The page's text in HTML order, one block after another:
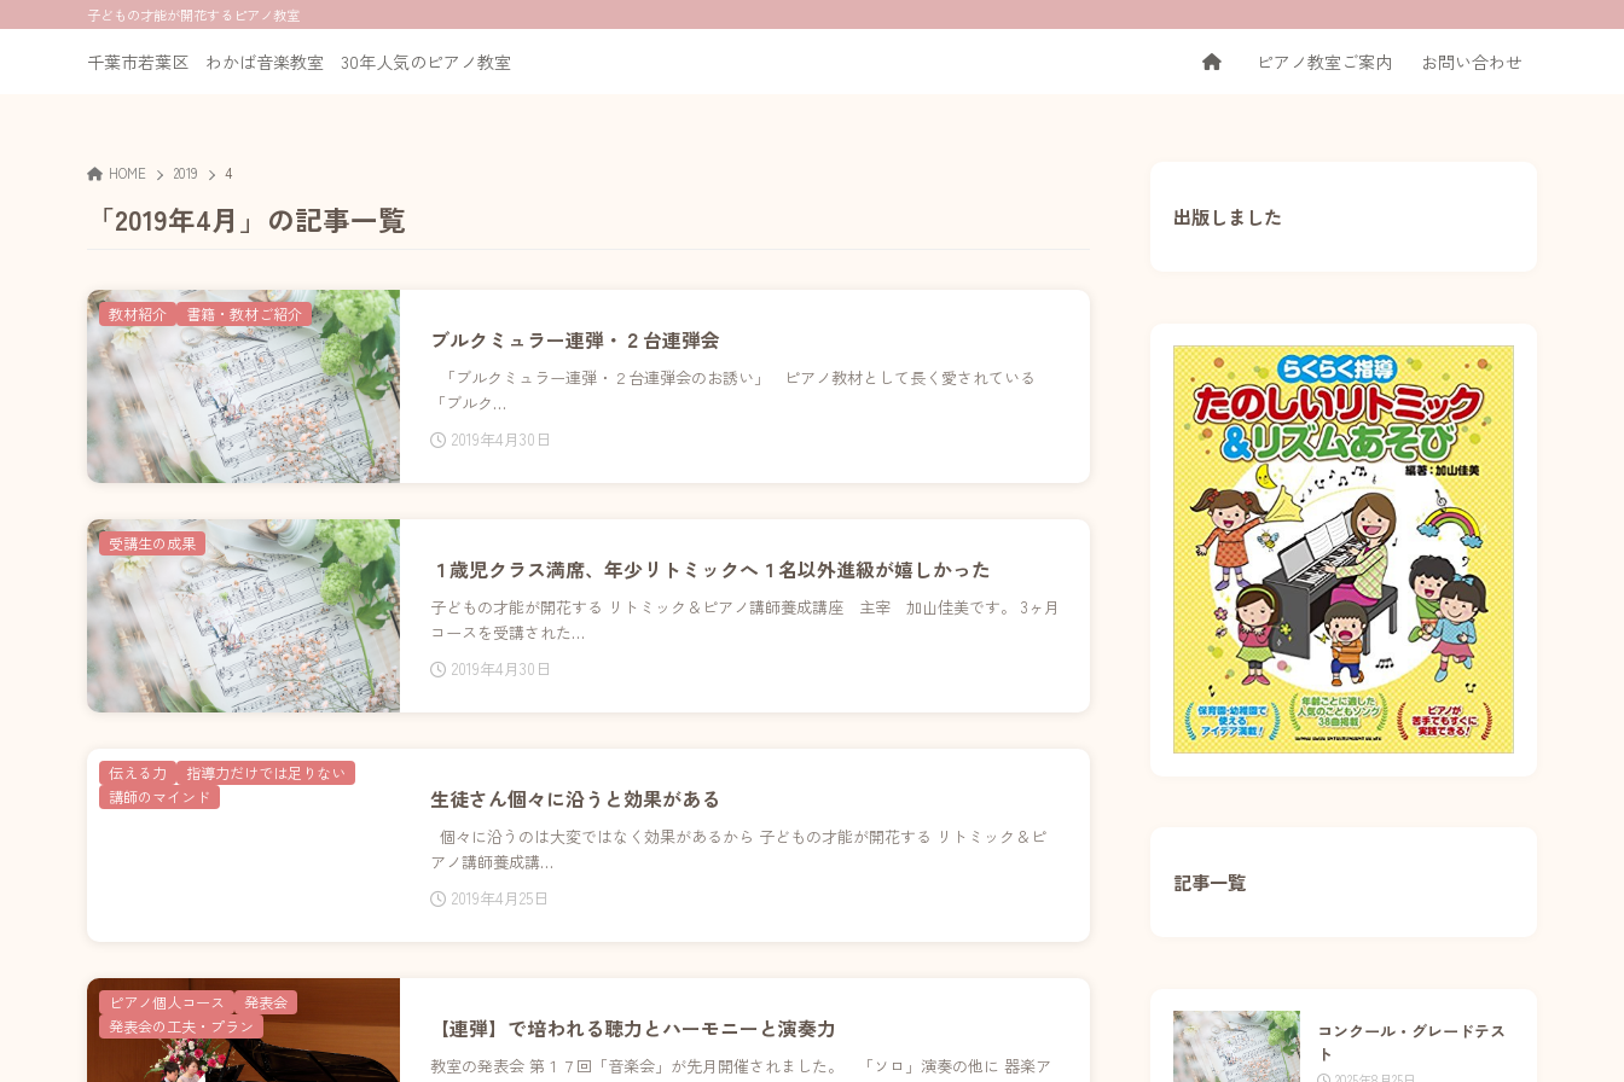
千葉市若葉区 わかば音楽教室 30年人気のピアノ教室
子どもの才能が開花するピアノ教室
ピアノ教室ご案内 お問い合わせ
HOME 2019 4
「2019年4月」の記事一覧
ブルクミュラー連弾・２台連弾会
「ブルクミュラー連弾・２台連弾会のお誘い」 ピアノ教材として長く愛されている
「ブルク…
2019年4月30日
教材紹介 書籍・教材ご紹介
１歳児クラス満席、年少リトミックへ１名以外進級が嬉しかった
子どもの才能が開花する リトミック＆ピアノ講師養成講座 主宰 加山佳美です。 3ヶ月
コースを受講された…
2019年4月30日
受講生の成果
生徒さん個々に沿うと効果がある
個々に沿うのは大変ではなく効果があるから 子どもの才能が開花する リトミック＆ピ
アノ講師養成講…
2019年4月25日
伝える力
指導力だけでは足りない
講師のマインド
【連弾】で培われる聴力とハーモニーと演奏力
教室の発表会 第１７回「音楽会」が先月開催されました。 「ソロ」演奏の他に 器楽ア
ピアノ個人コース
発表会
発表会の工夫・プラン
出版しました
記事一覧
コンクール・グレードテス
ト